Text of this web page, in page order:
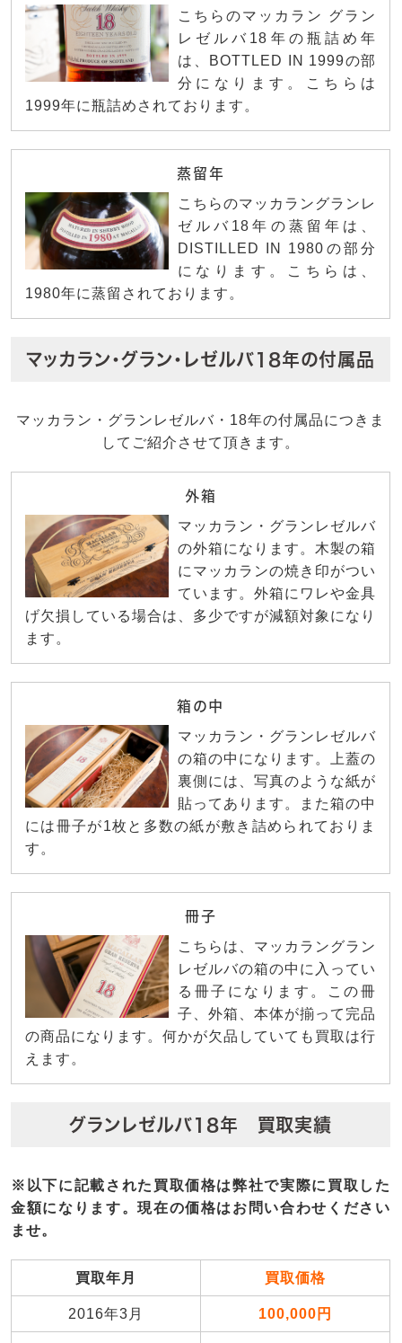
こちらのマッカラン グラン
レゼルバ18年の瓶詰め年
は、BOTTLED IN 1999の部
分になります。こちらは
1999年に瓶詰めされております。
蒸留年
こちらのマッカラングランレ
ゼルバ18年の蒸留年は、
DISTILLED IN 1980の部分
になります。こちらは、
1980年に蒸留されております。
マッカラン・グラン・レゼルバ18年の付属品
マッカラン・グランレゼルバ・18年の付属品につきま
してご紹介させて頂きます。
外箱
マッカラン・グランレゼルバ
の外箱になります。木製の箱
にマッカランの焼き印がつい
ています。外箱にワレや金具
げ欠損している場合は、多少ですが減額対象になり
ます。
箱の中
マッカラン・グランレゼルバ
の箱の中になります。上蓋の
裏側には、写真のような紙が
貼ってあります。また箱の中
には冊子が1枚と多数の紙が敷き詰められておりま
す。
冊子
こちらは、マッカラングラン
レゼルバの箱の中に入ってい
る冊子になります。この冊
子、外箱、本体が揃って完品
の商品になります。何かが欠品していても買取は行
えます。
グランレゼルバ18年 買取実績
※以下に記載された買取価格は弊社で実際に買取した
金額になります。現在の価格はお問い合わせください
ませ。
買取年月 買取価格
2016年3月 100,000円